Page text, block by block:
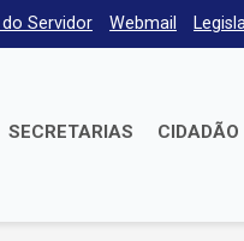
Servidor Webmail
SECRETARIAS CIDADÃO